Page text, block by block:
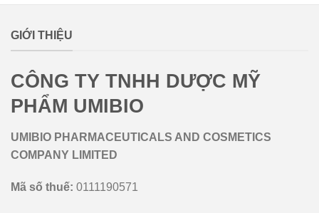
GIỚI THIỆU
CÔNG TY TNHH DƯỢC MỸ
PHẨM UMIBIO
UMIBIO PHARMACEUTICALS AND COSMETICS
COMPANY LIMITED
Mã số thuế: 0111190571